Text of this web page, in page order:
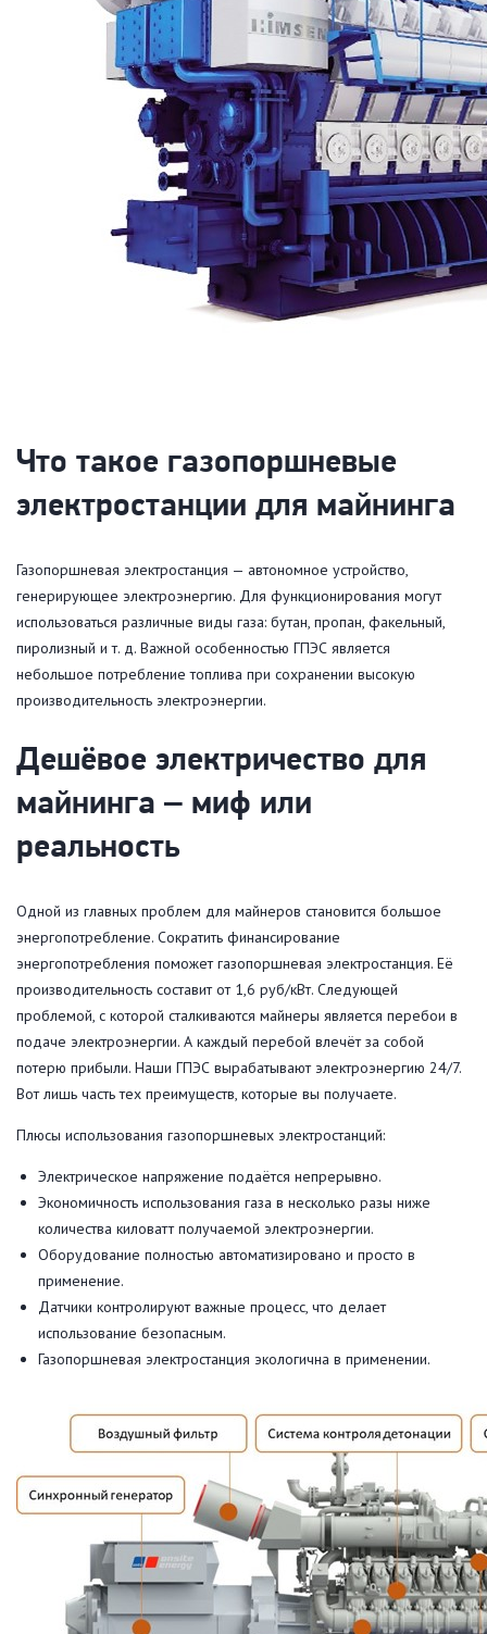
Что такое газопоршневые
электростанции для майнинга
Газопоршневая электростанция — автономное устройство,
генерирующее электроэнергию. Для функционирования могут
использоваться различные виды газа: бутан, пропан, факельный,
пиролизный и т. д. Важной особенностью ГПЭС является
небольшое потребление топлива при сохранении высокую
производительность электроэнергии.
Дешёвое электричество для
майнинга ‒ миф или
реальность
Одной из главных проблем для майнеров становится большое
энергопотребление. Сократить финансирование
энергопотребления поможет газопоршневая электростанция. Её
производительность составит от 1,6 руб/кВт. Следующей
проблемой, с которой сталкиваются майнеры является перебои в
подаче электроэнергии. А каждый перебой влечёт за собой
потерю прибыли. Наши ГПЭС вырабатывают электроэнергию 24/7.
Вот лишь часть тех преимуществ, которые вы получаете.
Плюсы использования газопоршневых электростанций:
Электрическое напряжение подаётся непрерывно.
Экономичность использования газа в несколько разы ниже
количества киловатт получаемой электроэнергии.
Оборудование полностью автоматизировано и просто в
применение.
Датчики контролируют важные процесс, что делает
использование безопасным.
Газопоршневая электростанция экологична в применении.